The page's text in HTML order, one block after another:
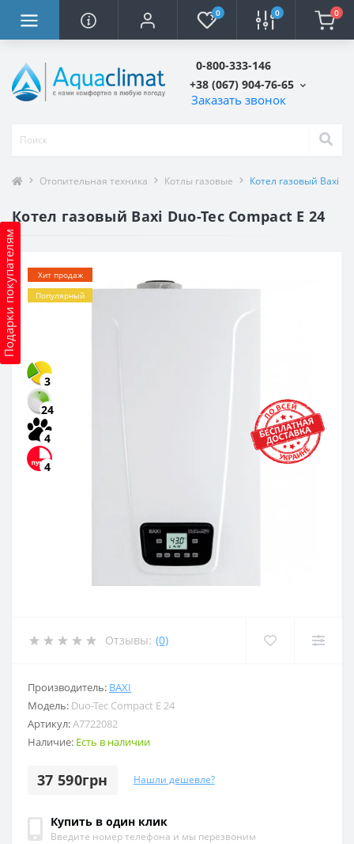
0 0 0
0-800-333-146
+38 (067) 904-76-65
Заказать звонок
Подарки покупателям
Отопительная техника Котлы газовые Котел газовый Baxi
Котел газовый Baxi Duo-Tec Compact E 24
Хит продаж
Популярный
3
24
4
4
Отзывы: (0)
Производитель: BAXI
Модель: Duo-Tec Compact E 24
Артикул:A7722082
Наличие: Есть в наличии
37 590грн Нашли дешевле?
Купить в один клик
Введите номер телефона и мы перезвоним